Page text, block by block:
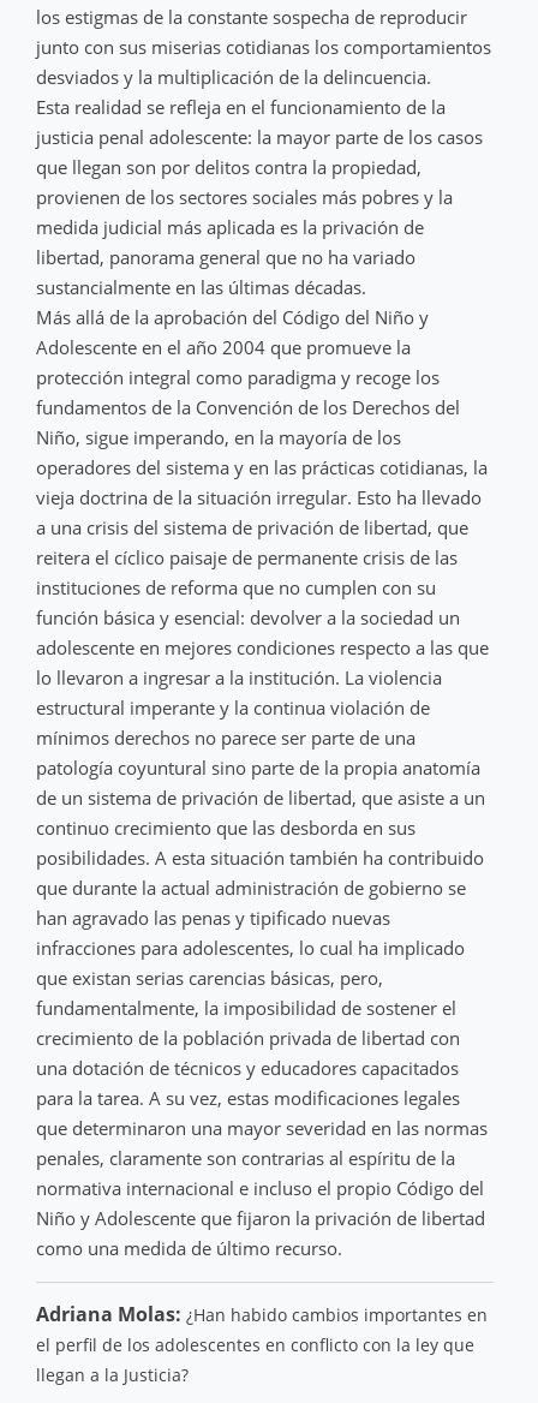
los estigmas de la constante sospecha de reproducir
junto con sus miserias cotidianas los comportamientos
desviados y la multiplicación de la delincuencia.
Esta realidad se refleja en el funcionamiento de la
justicia penal adolescente: la mayor parte de los casos
que llegan son por delitos contra la propiedad,
provienen de los sectores sociales más pobres y la
medida judicial más aplicada es la privación de
libertad, panorama general que no ha variado
sustancialmente en las últimas décadas.
Más allá de la aprobación del Código del Niño y
Adolescente en el año 2004 que promueve la
protección integral como paradigma y recoge los
fundamentos de la Convención de los Derechos del
Niño, sigue imperando, en la mayoría de los
operadores del sistema y en las prácticas cotidianas, la
vieja doctrina de la situación irregular. Esto ha llevado
a una crisis del sistema de privación de libertad, que
reitera el cíclico paisaje de permanente crisis de las
instituciones de reforma que no cumplen con su
función básica y esencial: devolver a la sociedad un
adolescente en mejores condiciones respecto a las que
lo llevaron a ingresar a la institución. La violencia
estructural imperante y la continua violación de
mínimos derechos no parece ser parte de una
patología coyuntural sino parte de la propia anatomía
de un sistema de privación de libertad, que asiste a un
continuo crecimiento que las desborda en sus
posibilidades. A esta situación también ha contribuido
que durante la actual administración de gobierno se
han agravado las penas y tipificado nuevas
infracciones para adolescentes, lo cual ha implicado
que existan serias carencias básicas, pero,
fundamentalmente, la imposibilidad de sostener el
crecimiento de la población privada de libertad con
una dotación de técnicos y educadores capacitados
para la tarea. A su vez, estas modificaciones legales
que determinaron una mayor severidad en las normas
penales, claramente son contrarias al espíritu de la
normativa internacional e incluso el propio Código del
Niño y Adolescente que fijaron la privación de libertad
como una medida de último recurso.
Adriana Molas: ¿Han habido cambios importantes en
el perfil de los adolescentes en conflicto con la ley que
llegan a la Justicia?